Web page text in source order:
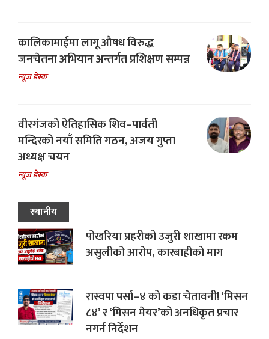
कालिकामाईमा लागू औषध विरुद्ध
जनचेतना अभियान अन्तर्गत प्रशिक्षण सम्पन्न
न्यूज डेस्क
वीरगंजको ऐतिहासिक शिव–पार्वती
मन्दिरको नयाँ समिति गठन, अजय गुप्ता
अध्यक्ष चयन
न्यूज डेस्क
स्थानीय
पोखरिया प्रहरीको उजुरी शाखामा रकम
असुलीको आरोप, कारबाहीको माग
रास्वपा पर्सा–४ को कडा चेतावनी! ‘मिसन
८४’ र ‘मिसन मेयर’को अनधिकृत प्रचार
नगर्न निर्देशन